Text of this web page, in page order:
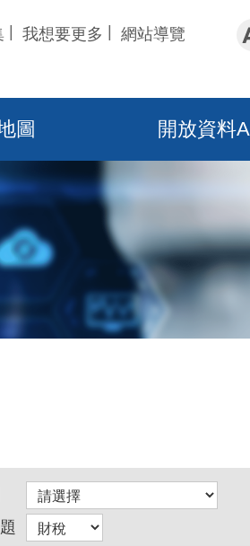
我想要更多 網站導覽
圖 開放資料